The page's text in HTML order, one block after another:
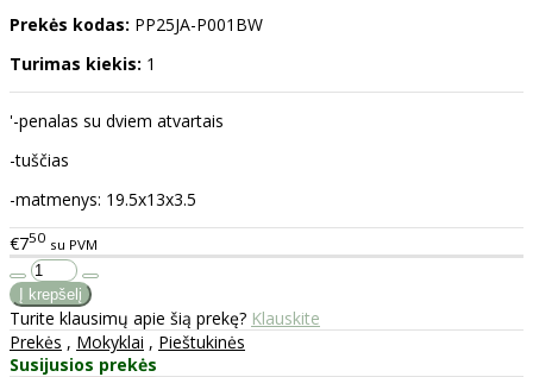
Prekės kodas: PP25JA-P001BW
Turimas kiekis: 1
'-penalas su dviem atvartais
-tuščias
-matmenys: 19.5x13x3.5
€750 su PVM
Turite klausimų apie šią prekę? Klauskite
Prekės , Mokyklai , Pieštukinės
Susijusios prekės